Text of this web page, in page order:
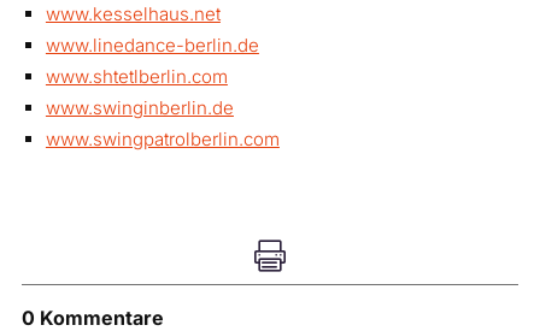
www.kesselhaus.net
www.linedance-berlin.de
www.shtetlberlin.com
www.swinginberlin.de
www.swingpatrolberlin.com

0 Kommentare